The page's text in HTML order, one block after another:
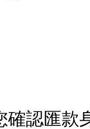
確認匯款